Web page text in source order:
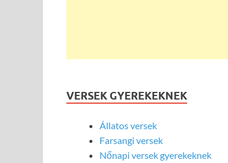
VERSEK GYEREKEKNEK
Állatos versek
Farsangi versek
Nőnapi versek gyerekeknek